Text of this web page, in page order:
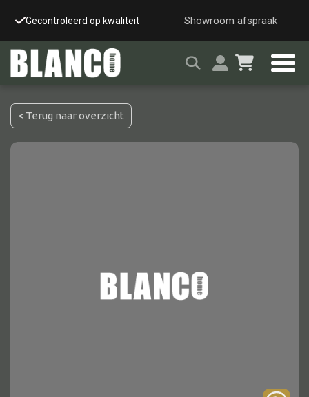
Gecontroleerd op kwaliteit Snelle & veilige
Showroom afspraak
< Terug naar overzicht